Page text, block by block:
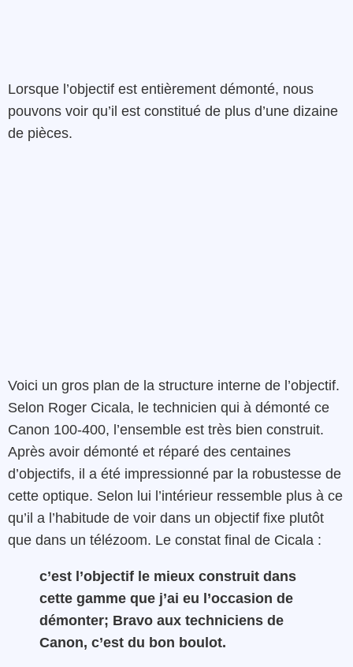
Lorsque l’objectif est entièrement démonté, nous
pouvons voir qu’il est constitué de plus d’une dizaine
de pièces.
Voici un gros plan de la structure interne de l’objectif.
Selon Roger Cicala, le technicien qui à démonté ce
Canon 100-400, l’ensemble est très bien construit.
Après avoir démonté et réparé des centaines
d’objectifs, il a été impressionné par la robustesse de
cette optique. Selon lui l’intérieur ressemble plus à ce
qu’il a l’habitude de voir dans un objectif fixe plutôt
que dans un télézoom. Le constat final de Cicala :
c’est l’objectif le mieux construit dans
cette gamme que j’ai eu l’occasion de
démonter; Bravo aux techniciens de
Canon, c’est du bon boulot.